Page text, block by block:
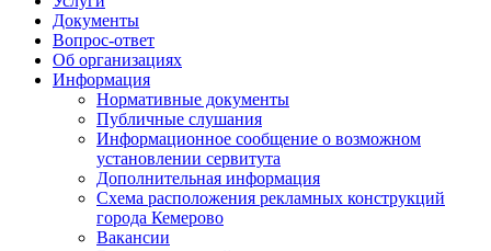
Документы
Вопрос-ответ
Об организациях
Информация
Нормативные документы
Публичные слушания
Информационное сообщение о возможном
установлении сервитута
Дополнительная информация
Схема расположения рекламных конструкций
города Кемерово
Вакансии